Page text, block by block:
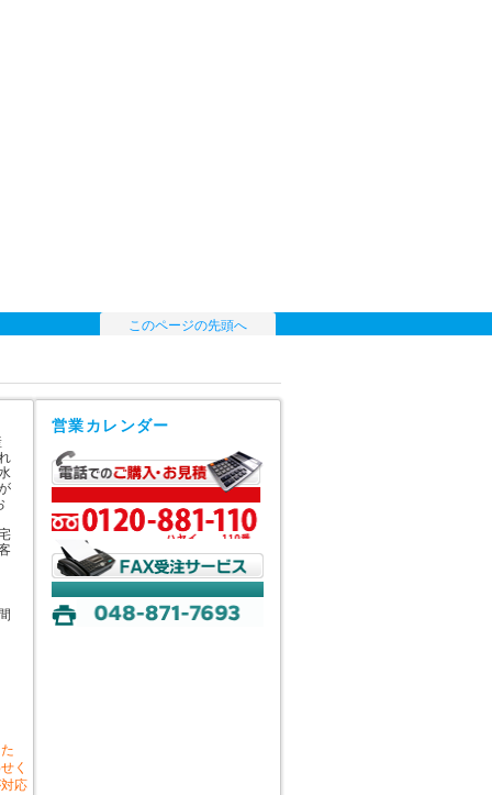
このページの先頭へ
く
応
営業カレンダー